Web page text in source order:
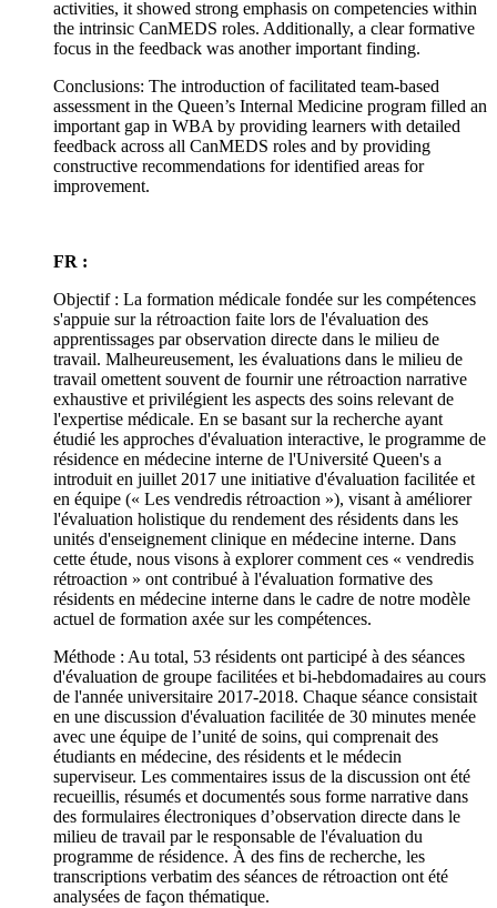
activities, it showed strong emphasis on competencies within
the intrinsic CanMEDS roles. Additionally, a clear formative
focus in the feedback was another important finding.
Conclusions: The introduction of facilitated team-based
assessment in the Queen’s Internal Medicine program filled an
important gap in WBA by providing learners with detailed
feedback across all CanMEDS roles and by providing
constructive recommendations for identified areas for
improvement.
FR :
Objectif : La formation médicale fondée sur les compétences
s'appuie sur la rétroaction faite lors de l'évaluation des
apprentissages par observation directe dans le milieu de
travail. Malheureusement, les évaluations dans le milieu de
travail omettent souvent de fournir une rétroaction narrative
exhaustive et privilégient les aspects des soins relevant de
l'expertise médicale. En se basant sur la recherche ayant
étudié les approches d'évaluation interactive, le programme de
résidence en médecine interne de l'Université Queen's a
introduit en juillet 2017 une initiative d'évaluation facilitée et
en équipe (« Les vendredis rétroaction »), visant à améliorer
l'évaluation holistique du rendement des résidents dans les
unités d'enseignement clinique en médecine interne. Dans
cette étude, nous visons à explorer comment ces « vendredis
rétroaction » ont contribué à l'évaluation formative des
résidents en médecine interne dans le cadre de notre modèle
actuel de formation axée sur les compétences.
Méthode : Au total, 53 résidents ont participé à des séances
d'évaluation de groupe facilitées et bi-hebdomadaires au cours
de l'année universitaire 2017-2018. Chaque séance consistait
en une discussion d'évaluation facilitée de 30 minutes menée
avec une équipe de l’unité de soins, qui comprenait des
étudiants en médecine, des résidents et le médecin
superviseur. Les commentaires issus de la discussion ont été
recueillis, résumés et documentés sous forme narrative dans
des formulaires électroniques d’observation directe dans le
milieu de travail par le responsable de l'évaluation du
programme de résidence. À des fins de recherche, les
transcriptions verbatim des séances de rétroaction ont été
analysées de façon thématique.